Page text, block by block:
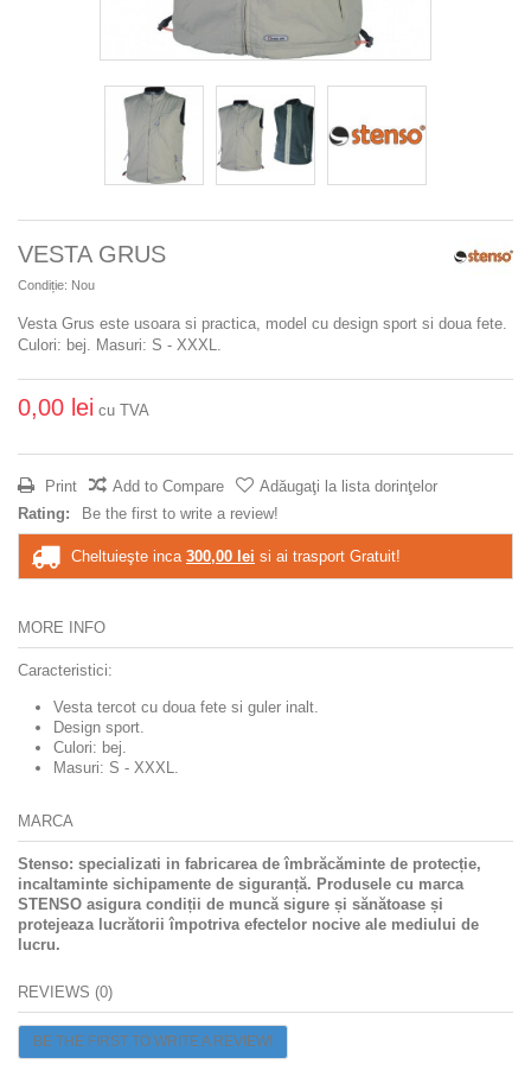
VESTA GRUS
Condiție: Nou
Vesta Grus este usoara si practica, model cu design sport si doua fete.
Culori: bej. Masuri: S - XXXL.
0,00 lei cu TVA
Print Add to Compare
Adăugaţi la lista dorinţelor
Rating:
Be the first to write a review!
Cheltuieşte inca 300,00 lei si ai trasport Gratuit!
MORE INFO
Caracteristici:
Vesta tercot cu doua fete si guler inalt.
Design sport.
Culori: bej.
Masuri: S - XXXL.
MARCA
Stenso: specializati in fabricarea de îmbrăcăminte de protecție,
incaltaminte sichipamente de siguranță. Produsele cu marca
STENSO asigura condiții de muncă sigure și sănătoase și
protejeaza lucrătorii împotriva efectelor nocive ale mediului de
lucru.
REVIEWS (0)
BE THE FIRST TO WRITE A REVIEW!